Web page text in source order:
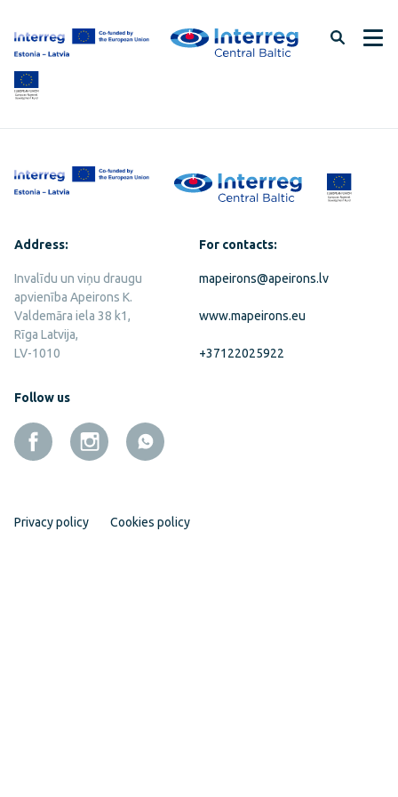
page
content
Address:
Invalīdu un viņu draugu
apvienība Apeirons K.
Valdemāra iela 38 k1,
Rīga Latvija,
LV-1010
For contacts:
mapeirons@apeirons.lv
www.mapeirons.eu
+37122025922
Follow us
Privacy policy Cookies policy